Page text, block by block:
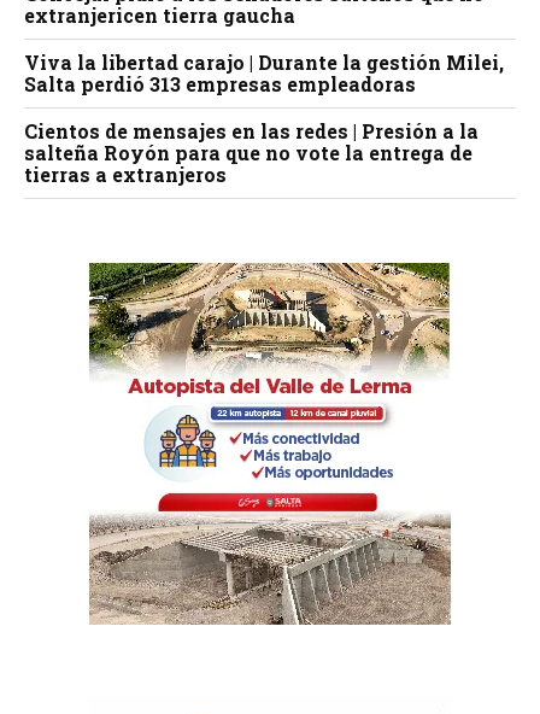
extranjericen tierra gaucha
Viva la libertad carajo | Durante la gestión Milei,
Salta perdió 313 empresas empleadoras
Cientos de mensajes en las redes | Presión a la
salteña Royón para que no vote la entrega de
tierras a extranjeros